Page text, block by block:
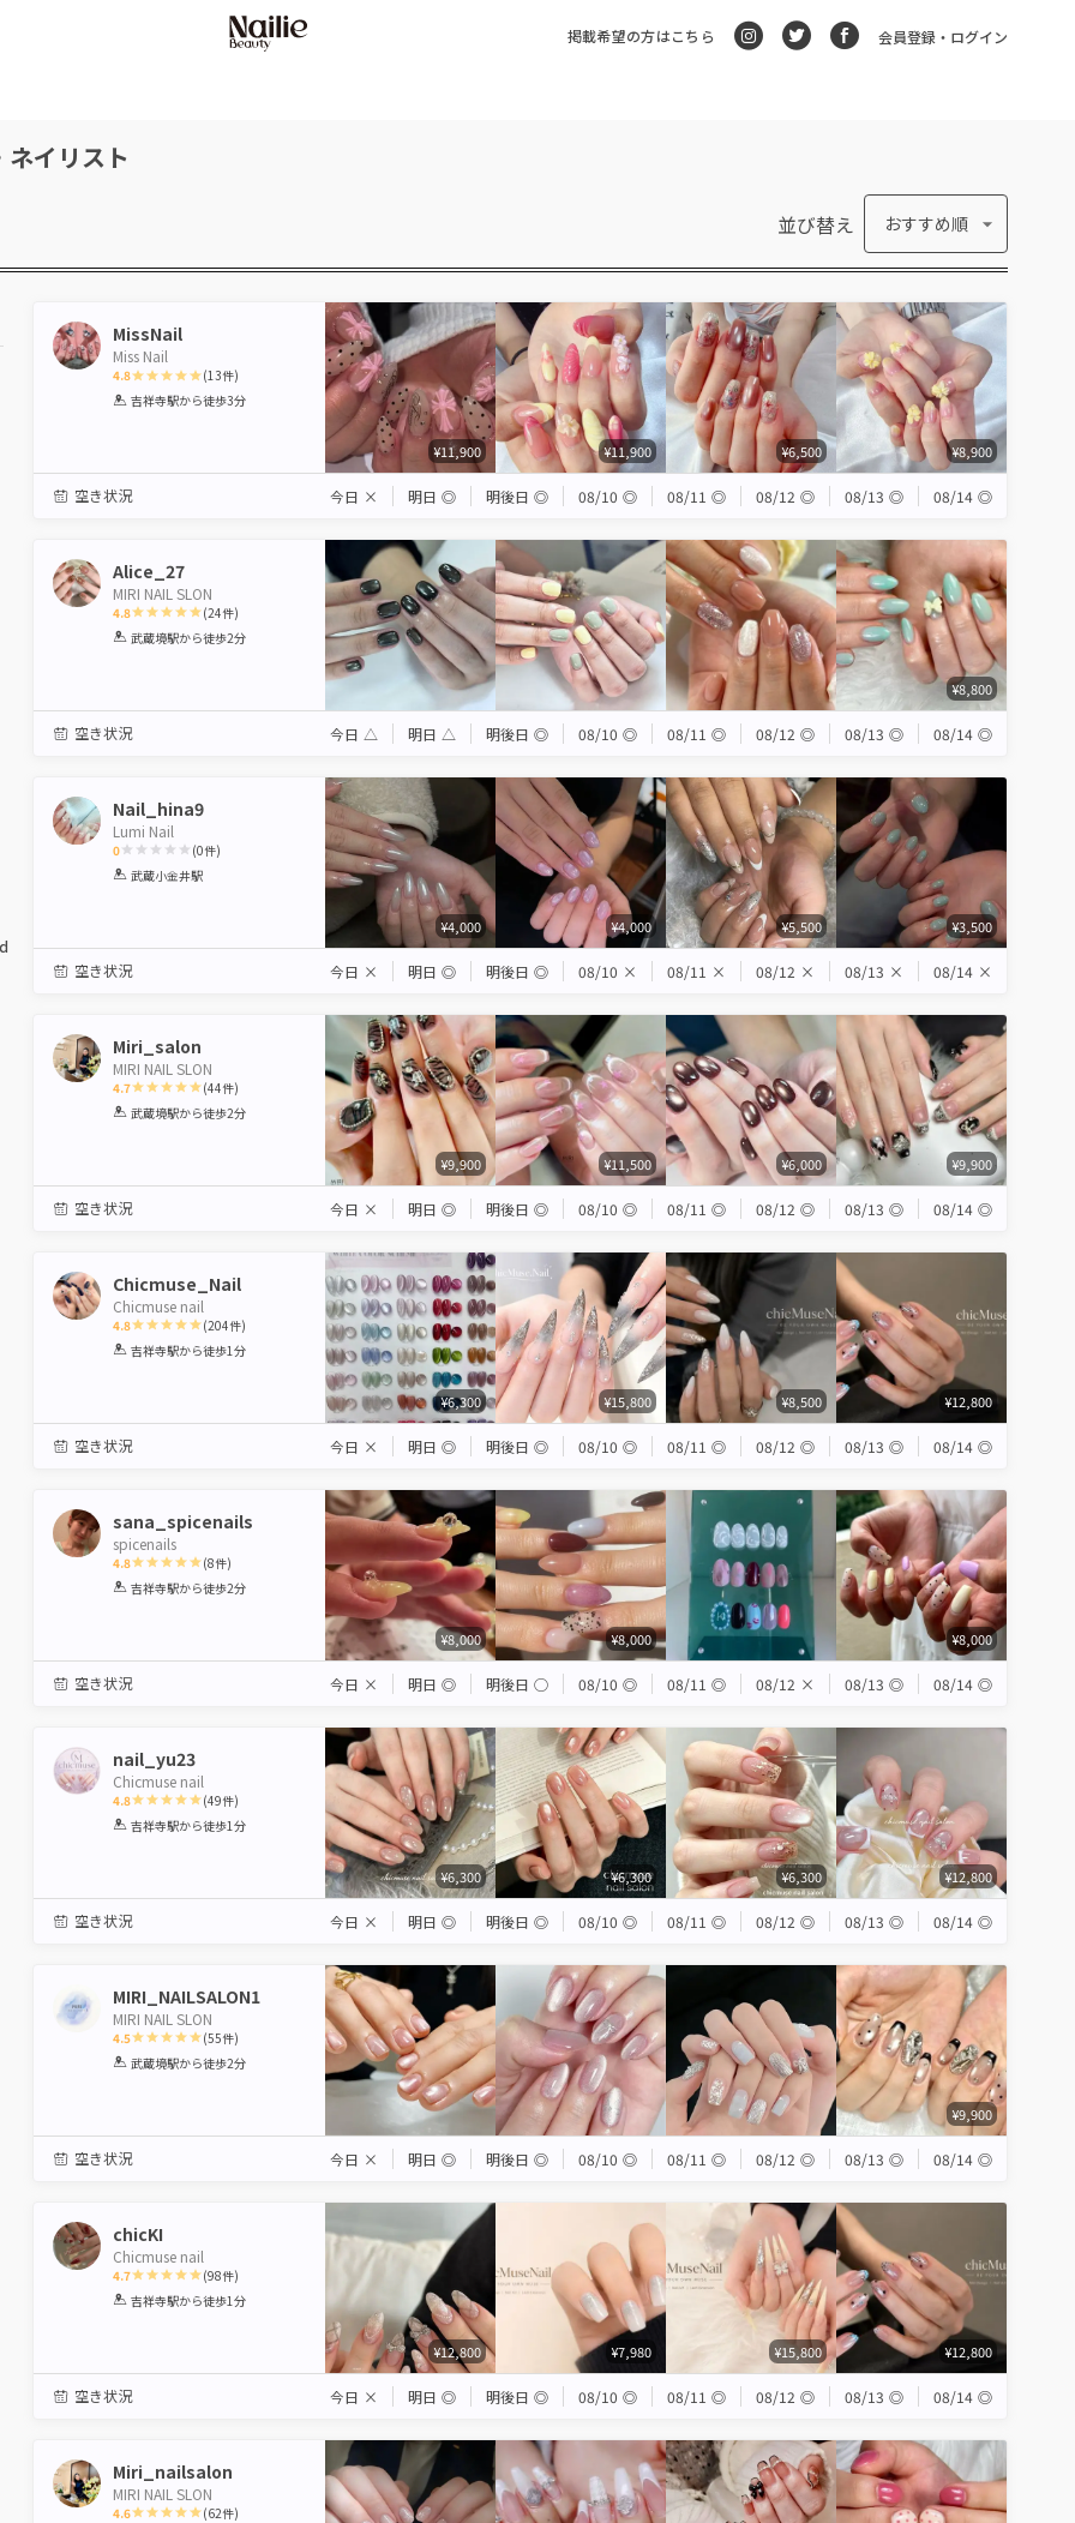
掲載希望の方はこちら 会員登録・ログイン
イリスト
並び替え おすすめ順
MissNail
Miss Nail
4.8
1 2 3 4 5
(13件)
吉祥寺駅から徒歩3分
¥11,900 ¥11,900 ¥6,500 ¥8,900
空き状況 今日 × 明日 ◎ 明後日 ◎ 08/10 ◎ 08/11 ◎ 08/12 ◎ 08/13 ◎ 08/14 ◎
Alice_27
MIRI NAIL SLON
4.8
1 2 3 4 5
(24件)
武蔵境駅から徒歩2分
¥8,800
空き状況 今日 △ 明日 △ 明後日 ◎ 08/10 ◎ 08/11 ◎ 08/12 ◎ 08/13 ◎ 08/14 ◎
Nail_hina9
Lumi Nail
0
1 2 3 4 5
(0件)
武蔵小金井駅
¥4,000 ¥4,000 ¥5,500 ¥3,500
空き状況 今日 × 明日 ◎ 明後日 ◎ 08/10 × 08/11 × 08/12 × 08/13 × 08/14 ×
Miri_salon
MIRI NAIL SLON
4.7
1 2 3 4 5
(44件)
武蔵境駅から徒歩2分
¥9,900 ¥11,500 ¥6,000 ¥9,900
空き状況 今日 × 明日 ◎ 明後日 ◎ 08/10 ◎ 08/11 ◎ 08/12 ◎ 08/13 ◎ 08/14 ◎
Chicmuse_Nail
Chicmuse nail
4.8
1 2 3 4 5
(204件)
吉祥寺駅から徒歩1分
¥6,300 ¥15,800 ¥8,500 ¥12,800
空き状況 今日 × 明日 ◎ 明後日 ◎ 08/10 ◎ 08/11 ◎ 08/12 ◎ 08/13 ◎ 08/14 ◎
sana_spicenails
spicenails
4.8
1 2 3 4 5
(8件)
吉祥寺駅から徒歩2分
¥8,000 ¥8,000 ¥8,000
空き状況 今日 × 明日 ◎ 明後日 ◯ 08/10 ◎ 08/11 ◎ 08/12 × 08/13 ◎ 08/14 ◎
nail_yu23
Chicmuse nail
4.8
1 2 3 4 5
(49件)
吉祥寺駅から徒歩1分
¥6,300 ¥6,300 ¥6,300 ¥12,800
空き状況 今日 × 明日 ◎ 明後日 ◎ 08/10 ◎ 08/11 ◎ 08/12 ◎ 08/13 ◎ 08/14 ◎
MIRI_NAILSALON1
MIRI NAIL SLON
4.5
1 2 3 4 5
(55件)
武蔵境駅から徒歩2分
¥9,900
空き状況 今日 × 明日 ◎ 明後日 ◎ 08/10 ◎ 08/11 ◎ 08/12 ◎ 08/13 ◎ 08/14 ◎
chicKI
Chicmuse nail
4.7
1 2 3 4 5
(98件)
吉祥寺駅から徒歩1分
¥12,800 ¥7,980 ¥15,800 ¥12,800
空き状況 今日 × 明日 ◎ 明後日 ◎ 08/10 ◎ 08/11 ◎ 08/12 ◎ 08/13 ◎ 08/14 ◎
Miri_nailsalon
MIRI NAIL SLON
4.6 (62件)